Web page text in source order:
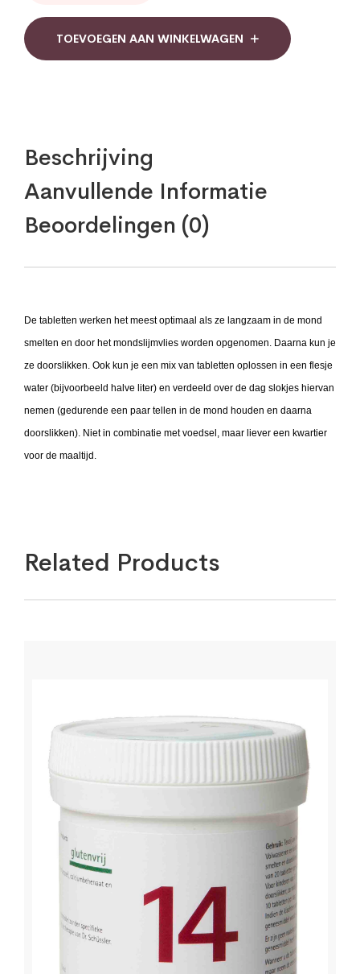
13
Kalium
Arsenicosum
TOEVOEGEN AAN WINKELWAGEN
Beschrijving
Aanvullende Informatie
Beoordelingen (0)
De tabletten werken het meest optimaal als ze langzaam in de mond
smelten en door het mondslijmvlies worden opgenomen. Daarna kun je
ze doorslikken. Ook kun je een mix van tabletten oplossen in een flesje
water (bijvoorbeeld halve liter) en verdeeld over de dag slokjes hiervan
nemen (gedurende een paar tellen in de mond houden en daarna
doorslikken). Niet in combinatie met voedsel, maar liever een kwartier
voor de maaltijd.
Related Products